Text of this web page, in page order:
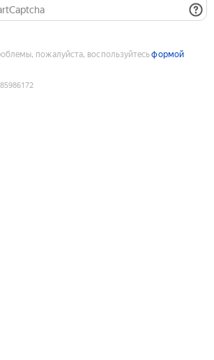
пожалуйста, воспользуйтесьформой